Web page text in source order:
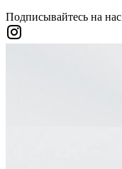
Подписывайтесь на нас